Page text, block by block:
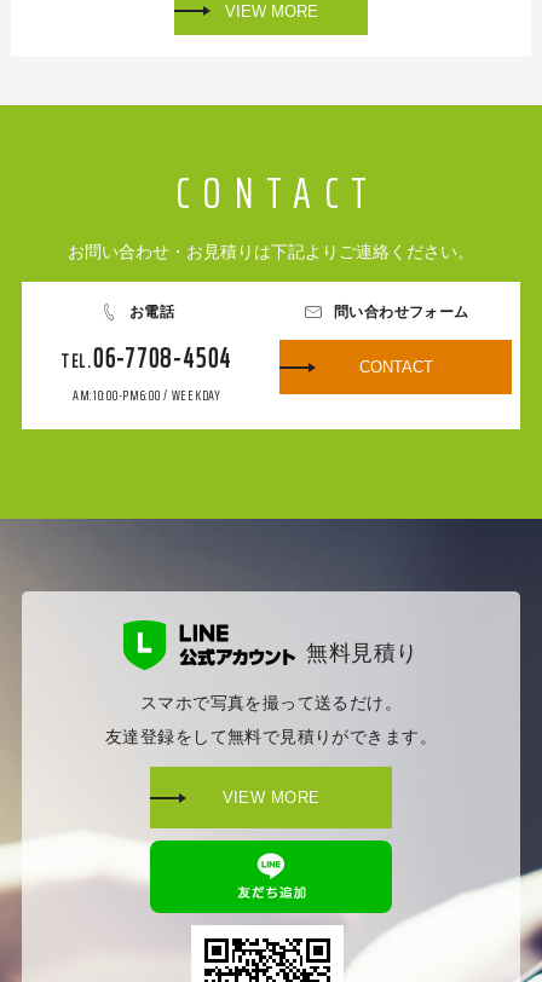
VIEW MORE
お問い合わせ・お見積りは下記よりご連絡ください。
お電話
06-7708-4504
AM:10:00-PM6:00 / WEEKDAY
問い合わせフォーム
CONTACT
無料見積り
スマホで写真を撮って送るだけ。
友達登録をして無料で見積りができます。
VIEW MORE